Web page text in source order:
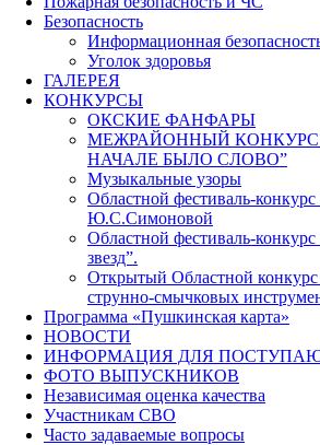
Безопасность
Информационная
Уголок здоровья
ГАЛЕРЕЯ
КОНКУРСЫ
ОКСКИЕ ФАНФАРЫ
МЕЖРАЙОННЫЙ КОНКУРС
НАЧАЛЕ БЫЛО СЛОВО”
Музыкальные узоры
Областной фестиваль-
Ю.С.Симоновой
Областной фестиваль-
звезд”.
Открытый Областной конкурс
струнно-смычковых
Программа «Пушкинская карта»
НОВОСТИ
ИНФОРМАЦИЯ ДЛЯ
ФОТО ВЫПУСКНИКОВ
Независимая оценка качества
Участникам СВО
Часто задаваемые вопросы